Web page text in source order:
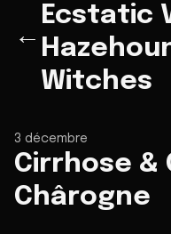
←
Ecstatic
Witches
3 décembre
Cirrhose &
Chârogne